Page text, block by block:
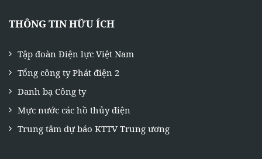
THÔNG TIN HỮU ÍCH
Tập đoàn Điện lực Việt Nam
Tổng công ty Phát điện 2
Danh bạ Công ty
Mực nước các hồ thủy điện
Trung tâm dự báo KTTV Trung ương